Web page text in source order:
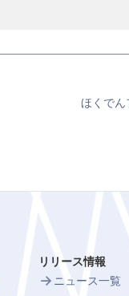
ほくでん
リリース情報
ニュース一覧